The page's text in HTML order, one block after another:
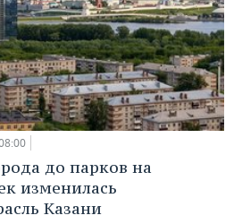
до парков на
изменилась
Казани